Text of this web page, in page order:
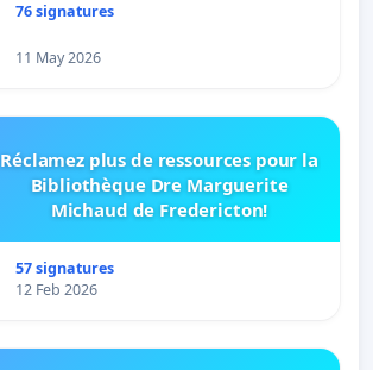
76 signatures
11 May 2026
Réclamez plus de ressources pour la
Bibliothèque Dre Marguerite
Michaud de Fredericton!
57 signatures
12 Feb 2026